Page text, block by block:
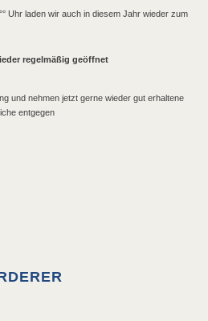
Uhr laden wir auch in diesem Jahr wieder zum
regelmäßig geöffnet
und nehmen jetzt gerne wieder gut erhaltene
entgegen